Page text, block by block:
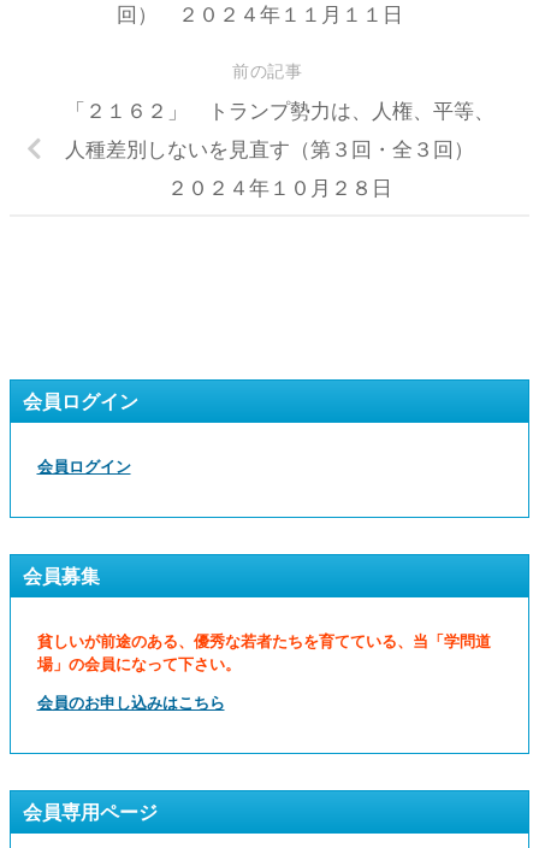
回） ２０２４年１１月１１日
前の記事
「２１６２」 トランプ勢力は、人権、平等、
人種差別しないを見直す（第３回・全３回）
２０２４年１０月２８日
会員ログイン
会員ログイン
会員募集
貧しいが前途のある、優秀な若者たちを育てている、当「学問道
場」の会員になって下さい。
会員のお申し込みはこちら
会員専用ページ